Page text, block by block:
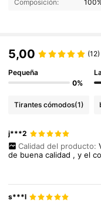
Composición:
5,00 (12)
Pequeña
0%
Tirantes cómodos(1)
j***2
Calidad del producto:
de buenacalidad ,yel
s***l